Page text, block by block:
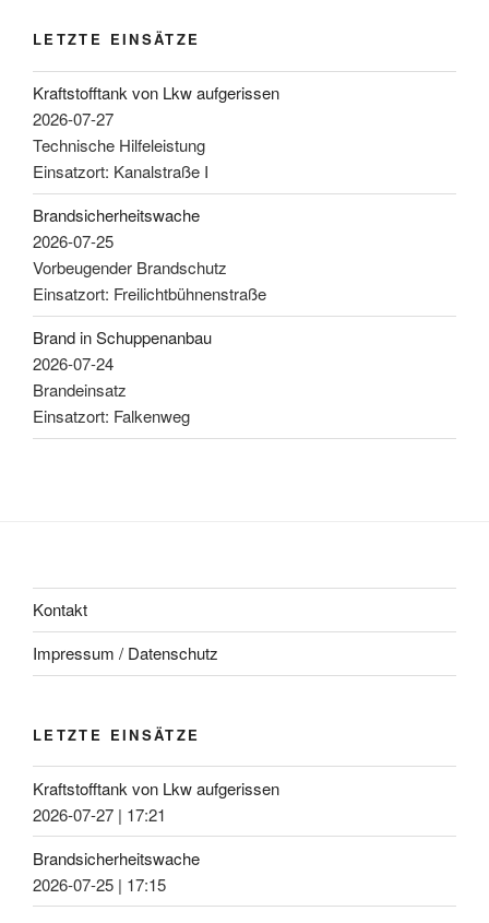
LETZTE EINSÄTZE
Kraftstofftank von Lkw aufgerissen
2026-07-27
Technische Hilfeleistung
Einsatzort: Kanalstraße I
Brandsicherheitswache
2026-07-25
Vorbeugender Brandschutz
Einsatzort: Freilichtbühnenstraße
Brand in Schuppenanbau
2026-07-24
Brandeinsatz
Einsatzort: Falkenweg
Kontakt
Impressum / Datenschutz
LETZTE EINSÄTZE
Kraftstofftank von Lkw aufgerissen
2026-07-27 | 17:21
Brandsicherheitswache
2026-07-25 | 17:15